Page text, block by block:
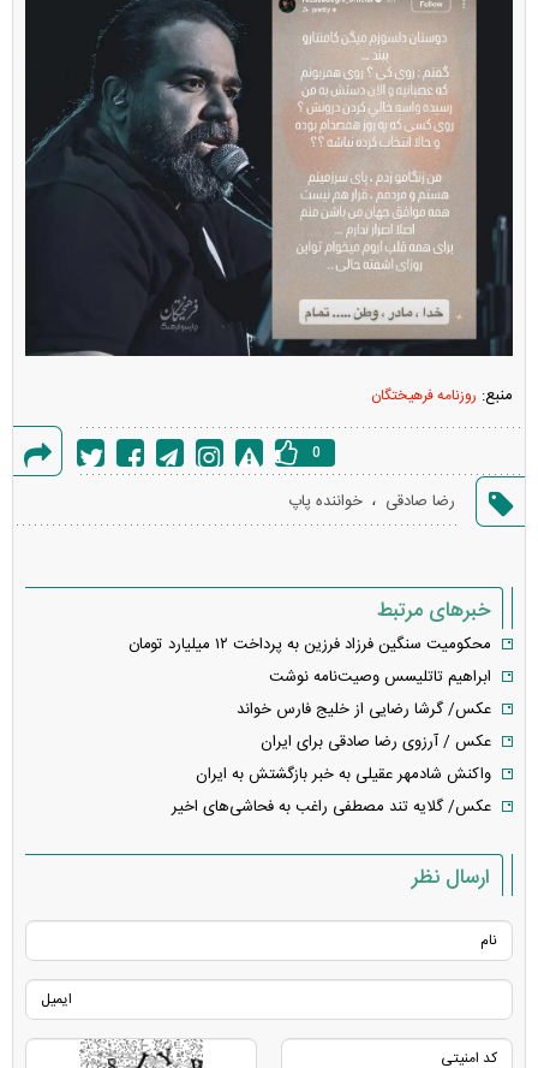
منبع: روزنامه فرهیختگان
خطا
0
رضا صادقی ، خواننده پاپ
خبرهای مرتبط
محکومیت سنگین فرزاد فرزین به پرداخت ۱۲ میلیارد تومان
ابراهیم تاتلیسس وصیت‌نامه نوشت
عکس/ گرشا رضایی از خلیج فارس خواند
عکس / آرزوی رضا صادقی برای ایران
واکنش شادمهر عقیلی به خبر بازگشتش به ایران
عکس/ گلایه تند مصطفی راغب به فحاشی‌های اخیر
ارسال نظر